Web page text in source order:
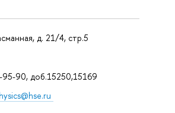
д. 21/4, стр.5
90, доб.15250,15169